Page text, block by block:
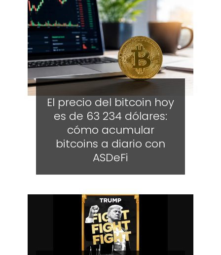
El precio del bitcoin hoy
es de 63 234 dólares:
cómo acumular
bitcoins a diario con
ASDeFi